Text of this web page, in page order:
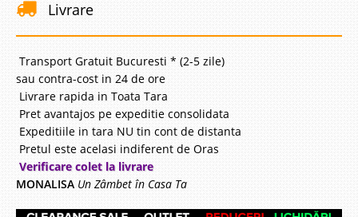
Livrare
Transport Gratuit Bucuresti * (2-5 zile)
sau contra-cost in 24 de ore
Livrare rapida in Toata Tara
Pret avantajos pe expeditie consolidata
Expeditiile in tara NU tin cont de distanta
Pretul este acelasi indiferent de Oras
Verificare colet la livrare
MONALISA Un Zâmbet în Casa Ta